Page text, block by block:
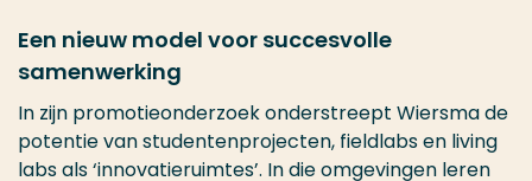
Een nieuw model voor succesvolle
samenwerking
In zijn promotieonderzoek onderstreept Wiersma de
potentie van studentenprojecten, fieldlabs en living
labs als ‘innovatieruimtes’. In die omgevingen leren